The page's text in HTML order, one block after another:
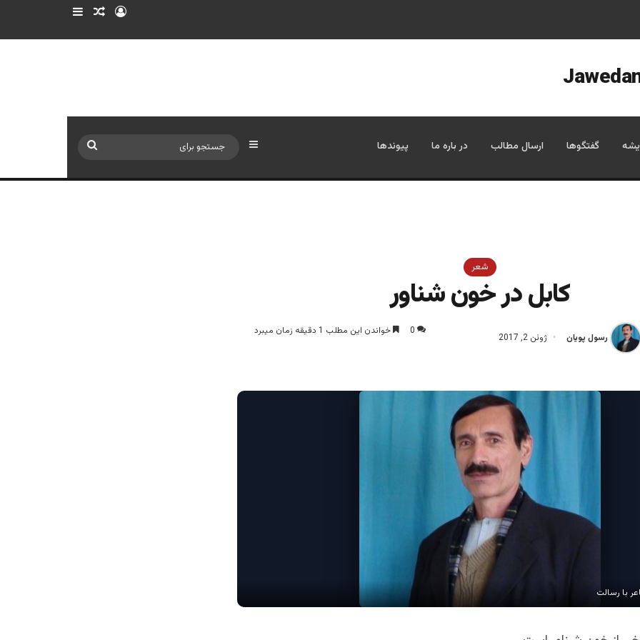
ورود نوشته تصادفی
گفتگوها ارسال مطالب در باره ما پیوندها سایدبار
شعر
کابل در خون شناور
رسول پویان ژوئن 2, 2017
0 خواندن این مطلب 1 دقیقه زمان میبرد
با رسالت